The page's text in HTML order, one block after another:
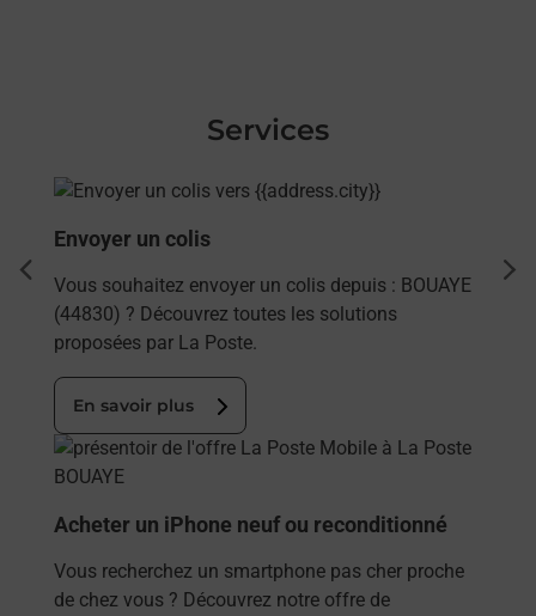
Services
En savoir plus
Envoyer un colis
Vous souhaitez envoyer un colis depuis : BOUAYE
(44830) ? Découvrez toutes les solutions
proposées par La Poste.
En savoir plus
En savoir plus
Acheter un iPhone neuf ou reconditionné
Vous recherchez un smartphone pas cher proche
de chez vous ? Découvrez notre offre de